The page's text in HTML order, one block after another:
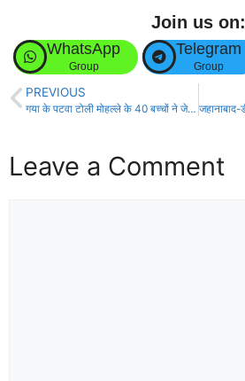
Join us on:
WhatsApp
Group
Telegram
Group
PREVIOUS
गया के पटवा टोली मोहल्ले के 40 बच्चों ने जेईई मेंस में मारी बाजी, रचा इतिहास!
Leave a Comment